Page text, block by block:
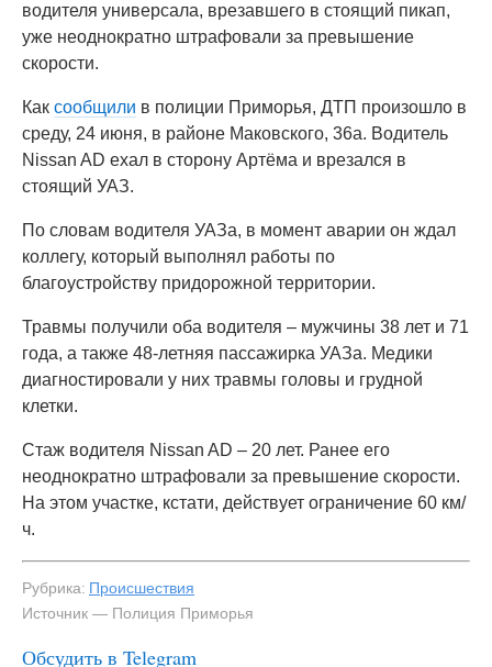
водителя универсала, врезавшего в стоящий пикап,
уже неоднократно штрафовали за превышение
скорости.
Как сообщили в полиции Приморья, ДТП произошло в
среду, 24 июня, в районе Маковского, 36а. Водитель
Nissan AD ехал в сторону Артёма и врезался в
стоящий УАЗ.
По словам водителя УАЗа, в момент аварии он ждал
коллегу, который выполнял работы по
благоустройству придорожной территории.
Травмы получили оба водителя – мужчины 38 лет и 71
года, а также 48-летняя пассажирка УАЗа. Медики
диагностировали у них травмы головы и грудной
клетки.
Стаж водителя Nissan AD – 20 лет. Ранее его
неоднократно штрафовали за превышение скорости.
На этом участке, кстати, действует ограничение 60 км/
ч.
Рубрика: Происшествия
Источник — Полиция Приморья
Обсудить в Telegram